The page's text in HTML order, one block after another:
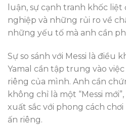
luận, sự cạnh tranh khốc
nghiệp và những rủi ro về
những yếu tố mà anh cần
Sự so sánh với Messi là điều
Yamal cần tập trung vào
riêng của mình. Anh cần
không chỉ là một “Messi
xuất sắc với phong cách
ấn riêng.